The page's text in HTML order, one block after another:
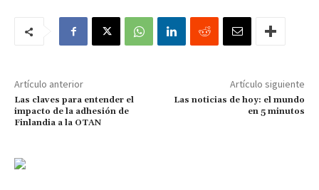
Artículo anterior
Las claves para entender el
impacto de la adhesión de
Finlandia a la OTAN
Artículo siguiente
Las noticias de hoy: el mundo
en 5 minutos